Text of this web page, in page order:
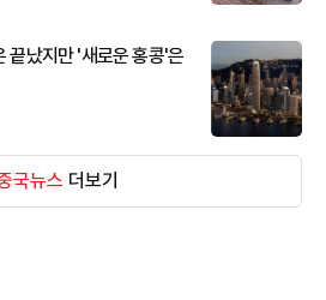
끝났지만 '새로운 홍콩'은
국뉴스 더보기